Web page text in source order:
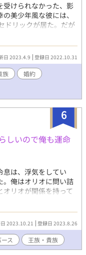
受けられなかった、影
美少年風な彼には、
ドリックが居た。だが
目惚れした事で、セ
同盟の為に新たな婚約
で不仲だったのに何故
満々のシンに嫌気が
う。 そんな時、遅れ
る。その力がまあま
誰にも知られぬ内に
にでます。さがさない
立場ゆえに人生を諦め
婚したい家出王子フ
行方を探すツンデレ元
婚したい現婚約者。
日 2023.4.9 登録日 2022.10.31
族
婚約
6
しいので俺も運命
息は、浮気をしてい
。俺はオリオに問い詰
リオが関係を持って
婚約破棄の手紙を受け
来ず、彼に小さな復讐
2023.10.21 登録日 2023.8.26
ス 王族・貴族